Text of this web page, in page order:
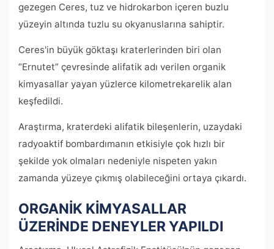
gezegen Ceres, tuz ve hidrokarbon içeren buzlu
yüzeyin altında tuzlu su okyanuslarına sahiptir.
Ceres'in büyük göktaşı kraterlerinden biri olan
“Ernutet” çevresinde alifatik adı verilen organik
kimyasallar yayan yüzlerce kilometrekarelik alan
keşfedildi.
Araştırma, kraterdeki alifatik bileşenlerin, uzaydaki
radyoaktif bombardımanın etkisiyle çok hızlı bir
şekilde yok olmaları nedeniyle nispeten yakın
zamanda yüzeye çıkmış olabileceğini ortaya çıkardı.
ORGANİK KİMYASALLAR
ÜZERİNDE DENEYLER YAPILDI